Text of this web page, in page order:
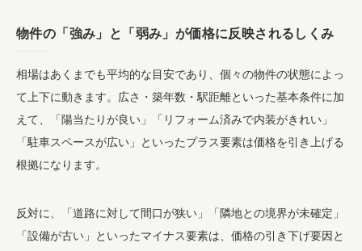
物件の「強み」と「弱み」が価格に反映されるしくみ
相場はあくまでも平均的な目安であり、個々の物件の状態によっ
て上下に動きます。広さ・築年数・駅距離といった基本条件に加
えて、「陽当たりが良い」「リフォーム済みで内装がきれい」
「駐車スペースが広い」といったプラス要素は価格を引き上げる
根拠になります。
反対に、「道路に対して間口が狭い」「隣地との境界が未確定」
「設備が古い」といったマイナス要素は、価格の引き下げ要因と